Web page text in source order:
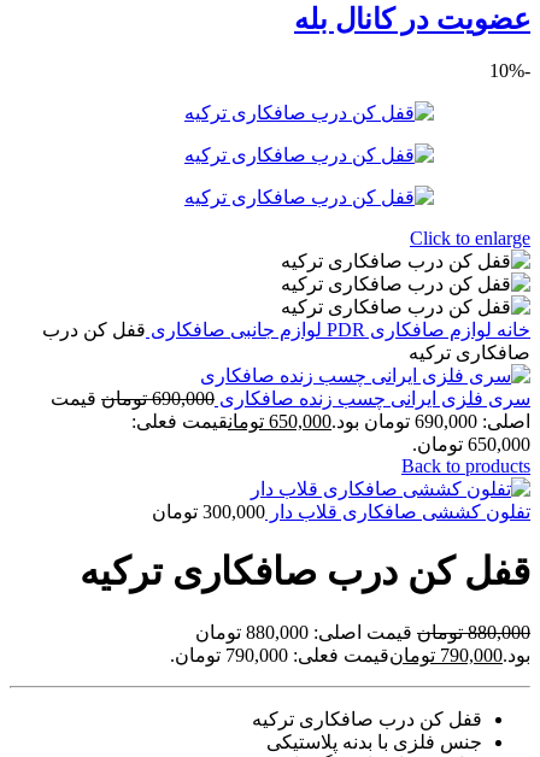
عضویت در کانال بله
-10%
Click to enlarge
خانه لوازم صافکاری PDR لوازم جانبی صافکاری قفل کن درب
صافکاری ترکیه
سری فلزی ایرانی چسب زنده صافکاری 690,000 تومان قیمت
اصلی: 690,000 تومان بود.
650,000 تومانقیمت فعلی:
650,000 تومان.
Back to products
تفلون کششی صافکاری قلاب دار 300,000 تومان
قفل کن درب صافکاری ترکیه
880,000 تومان
قیمت اصلی: 880,000 تومان
بود.790,000 تومانقیمت فعلی: 790,000 تومان.
قفل کن درب صافکاری ترکیه
جنس فلزی با بدنه پلاستیکی